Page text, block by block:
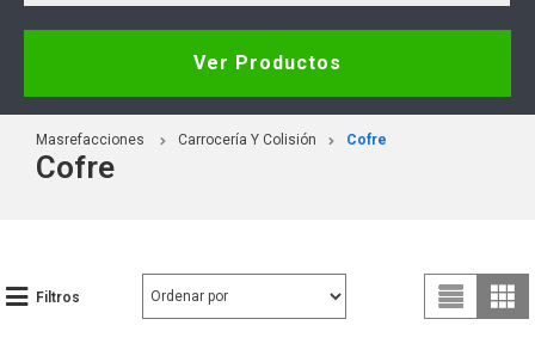
Ver Productos
Masrefacciones Carrocería Y Colisión Cofre
Cofre
Filtros